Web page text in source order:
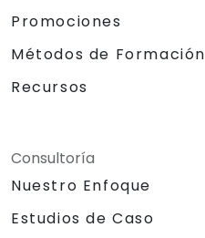
Promociones
Métodos de Formación
Recursos
Consultoría
Nuestro Enfoque
Estudios de Caso